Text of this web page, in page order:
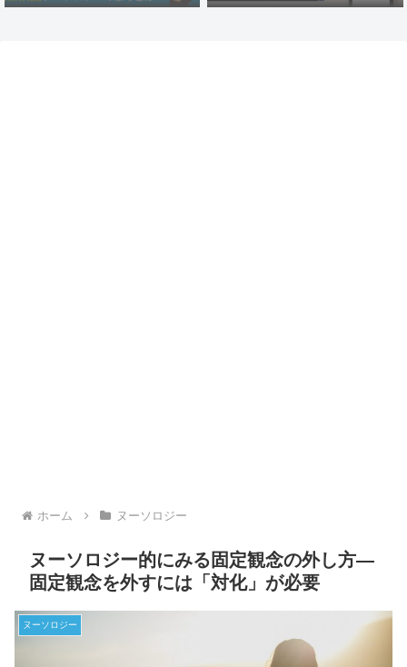
ホーム ヌーソロジー
ヌーソロジー的にみる固定観念の外し方―
固定観念を外すには「対化」が必要
ヌーソロジー